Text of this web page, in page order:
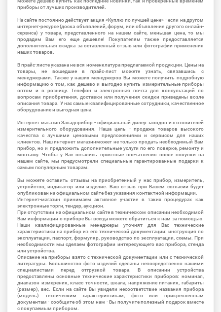
приборы от лучших производителей.
На сайте постоянно действует акция «Куплю по лучшей цене» - если на другом
интернет-ресурсе (доска объявлений, форум, или объявление другого онлайн-
сервиса) у товара, представленного на нашем сайте, меньшая цена, то мы
продадим Вам его еще дешевле! Покупателям также предоставляется
дополнительная скидка за оставленный отзыв или фотографии применения
наших товаров.
В прайс-листе указана не вся номенклатура предлагаемой продукции. Цены на
товары, не вошедшие в прайс-лист можете узнать, связавшись с
менеджерами. Также у наших менеджеров Вы можете получить подробную
информацию о том, как дешево и выгодно купить измерительные приборы
оптом и в розницу. Телефон и электронная почта для консультаций по
вопросам приобретения, доставки или получения скидки приведены возле
описания товара. У нас самые квалифицированные сотрудники, качественное
оборудование и выгодная цена.
Интернет магазин Западприбор - официальный дилер заводов изготовителей
измерительного оборудования. Наша цель - продажа товаров высокого
качества с лучшими ценовыми предложениями и сервисом для наших
клиентов. Наш интернет магазинможет не только продать необходимый Вам
прибор, но и предложить дополнительные услуги по его поверке, ремонту и
монтажу. Чтобы у Вас остались приятные впечатления после покупки на
нашем сайте, мы предусмотрели специальные гарантированные подарки к
самым популярным товарам.
Вы можете оставить отзывы на приобретенный у нас прибор, измеритель,
устройство, индикатор или изделие. Ваш отзыв при Вашем согласии будет
опубликован на официальном сайте без указания контактной информации.
Интернет-магазин принимаем активное участие в таких процедурах как
электронные торги, тендер, аукцион.
При отсутствии на официальном сайте в техническом описании необходимой
Вам информации о приборе Вы всегда можете обратиться к нам за помощью.
Наши квалифицированные менеджеры уточнят для Вас технические
характеристики на прибор из его технической документации: инструкция по
эксплуатации, паспорт, формуляр, руководство по эксплуатации, схемы. При
необходимости мы сделаем фотографии интересующего вас прибора, стенда
или устройства.
Описание на приборы взято с технической документации или с технической
литературы. Большинство фото изделий сделаны непосредственно нашими
специалистами перед отгрузкой товара. В описании устройства
предоставлены основные технические характеристики приборов: номинал,
диапазон измерения, класс точности, шкала, напряжение питания, габариты
(размер), вес. Если на сайте Вы увидели несоответствие названия прибора
(модель) техническим характеристикам, фото или прикрепленным
документам - сообщите об этом нам - Вы получите полезный подарок вместе
с покупаемым прибором.